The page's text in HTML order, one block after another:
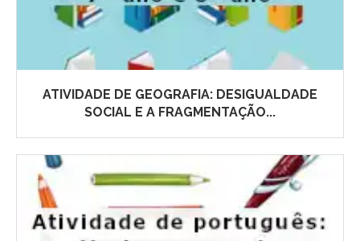
ATIVIDADE DE GEOGRAFIA: DESIGUALDADE
SOCIAL E A FRAGMENTAÇÃO...